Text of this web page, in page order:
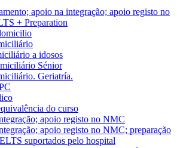
apoio na integração; apoio registo no
+ Preparation
a idosos
Sénior
Geriatría.
do curso
apoio registo no NMC
apoio registo no NMC; preparação
suportados pelo hospital